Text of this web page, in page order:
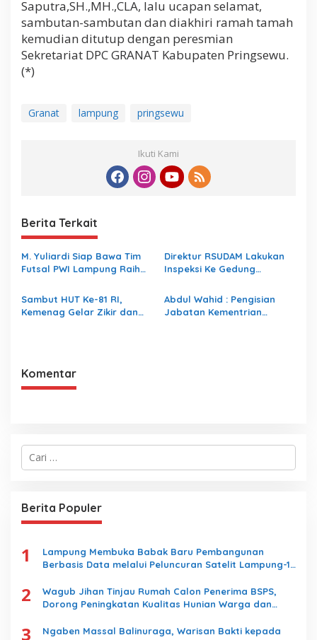
Saputra,SH.,MH.,CLA, lalu ucapan selamat,
sambutan-sambutan dan diakhiri ramah tamah
kemudian ditutup dengan peresmian
Sekretariat DPC GRANAT Kabupaten Pringsewu.
(*)
Granat lampung pringsewu
Ikuti Kami
Berita Terkait
M. Yuliardi Siap Bawa Tim
Futsal PWI Lampung Raih
Porwanas 2027
Direktur RSUDAM Lakukan
Inspeksi Ke Gedung
Sambut HUT Ke-81 RI,
Kemenag Gelar Zikir dan
Abdul Wahid : Pengisian
Jabatan Kementrian
Komentar
C
u
n
t
k
Berita Populer
1
Lampung Membuka Babak Baru Pembangunan
Berbasis Data melalui Peluncuran Satelit Lampung-1
2
Wagub Jihan Tinjau Rumah Calon Penerima BSPS,
Dorong Peningkatan Kualitas Hunian Warga dan
3
Ngaben Massal Balinuraga, Warisan Bakti kepada